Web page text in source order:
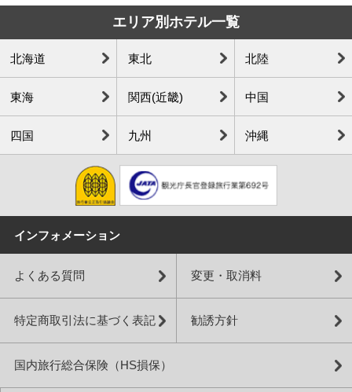
エリア別ホテル一覧
北海道 東北 北陸
東海 関西(近畿) 中国
四国 九州 沖縄
インフォメーション
よくある質問 変更・取消料
特定商取引法に基づく表記 勧誘方針
国内旅行総合保険（HS損保）